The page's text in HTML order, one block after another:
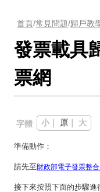
首頁/常見問題/歸戶教
發票載具
票網
字體 小｜ 原｜ 大
準備動作：
請先至財政部電子發票整
接下來按照下面的步驟進